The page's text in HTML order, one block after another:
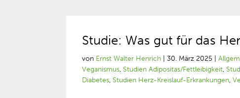
Studie: Was gut für das
von Ernst Walter Henrich |30. März 2025 |
Veganismus, Studien Adipositas/Fettleibigkeit,
Diabetes, Studien Herz-Kreislauf-Erkrankungen,